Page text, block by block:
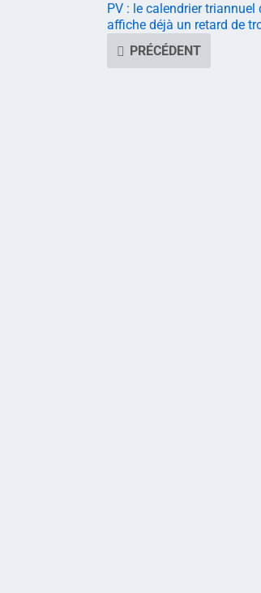
PV : le calendrier triannuel
affiche déjà un retard de
PRÉCÉDENT